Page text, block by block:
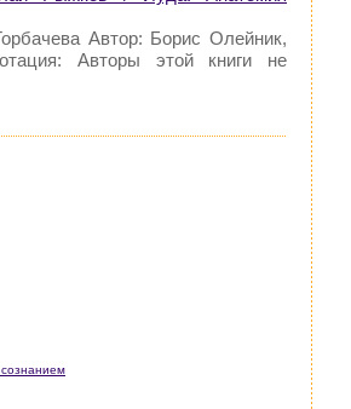
Автор: Борис Олейник,
Авторы этой книги не